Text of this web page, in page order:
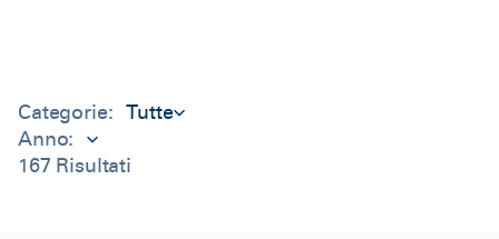
Categorie: Tutte
Anno:
167 Risultati